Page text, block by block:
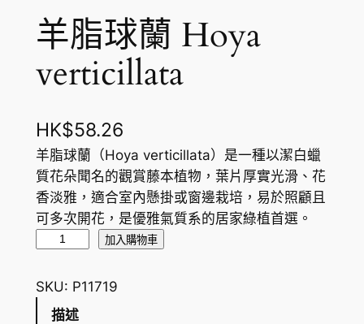
羊脂球蘭 Hoya
verticillata
HK$58.26
羊脂球蘭（Hoya verticillata）是一種以潔白蠟
質花朵聞名的觀賞藤本植物，葉片厚實光滑、花
香淡雅，適合室內懸掛或窗邊栽培，易於照顧且
可多次開花，是優雅氣質系的居家綠植首選。
球
蘭
加入購物車
SKU: P11719
描述